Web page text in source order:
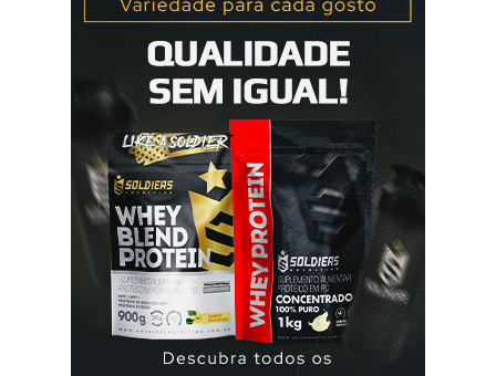
17° comprimido a mulher deve tomar o comprimido
esquecido e usar preservativo durante os 9 dias seguintes.
Se o esquecimento ocorrer entre o 18° e o 24°
comprimido a mulher deve iniciar nova cartela ou carteira
de qlaira ® e usar preservativo nos 9 dias seguintes. Se o
esquecimento ocorrer entre o 25° e o 26° comprimido a
mulher deve tomar o comprimido esquecido e continuar
tomando os restantes. Se...